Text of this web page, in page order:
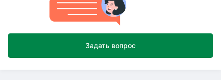
Задать вопрос